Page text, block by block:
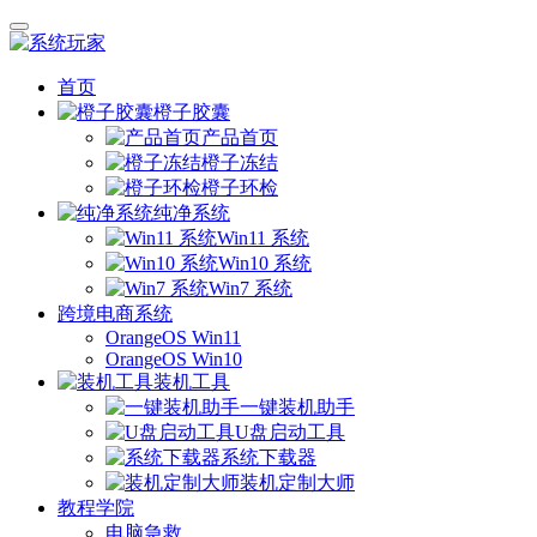
首页
橙子胶囊
产品首页
橙子冻结
橙子环检
纯净系统
Win11 系统
Win10 系统
Win7 系统
跨境电商系统
OrangeOS Win11
OrangeOS Win10
装机工具
一键装机助手
U盘启动工具
系统下载器
装机定制大师
教程学院
电脑急救